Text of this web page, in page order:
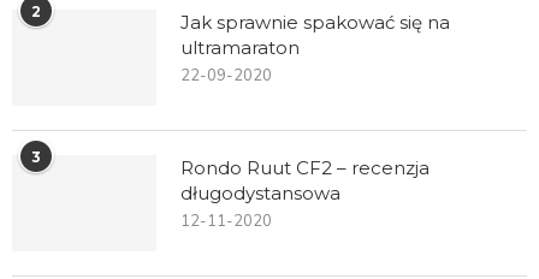
2
Jak sprawnie spakować się na
ultramaraton
22-09-2020
3
Rondo Ruut CF2 – recenzja
długodystansowa
12-11-2020